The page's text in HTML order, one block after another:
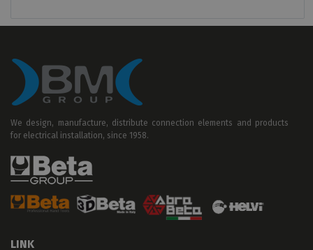
We design, manufacture, distribute connection elements and products
for electrical installation, since 1958.
LINK